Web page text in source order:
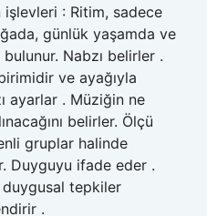
işlevleri : Ritim, sadece
günlük yaşamda ve
Nabzı belirler .
ve ayağıyla
ayarlar . Müziğin ne
belirler. Ölçü
gruplar halinde
Duyguyu ifade eder .
duygusal tepkiler
.